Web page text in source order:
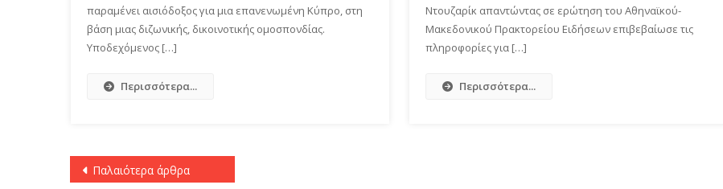
παραμένει αισιόδοξος για μια επανενωμένη Κύπρο, στη
βάση μιας διζωνικής, δικοινοτικής ομοσπονδίας.
Υποδεχόμενος […]
Περισσότερα...
Ντουζαρίκ απαντώντας σε ερώτηση του Αθηναϊκού-
Μακεδονικού Πρακτορείου Ειδήσεων επιβεβαίωσε τις
πληροφορίες για […]
Περισσότερα...
Πλοήγηση
Παλαιότερα άρθρα